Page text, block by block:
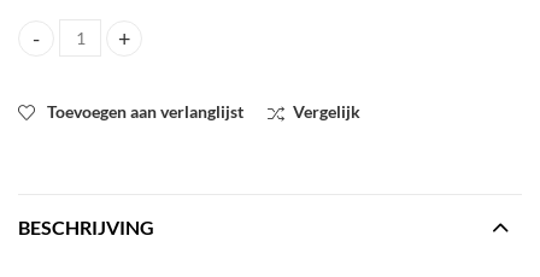
Pailletten zwart wit op tulle quantity
Toevoegen aan verlanglijst Vergelijk
BESCHRIJVING